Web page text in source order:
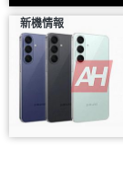
新機情報